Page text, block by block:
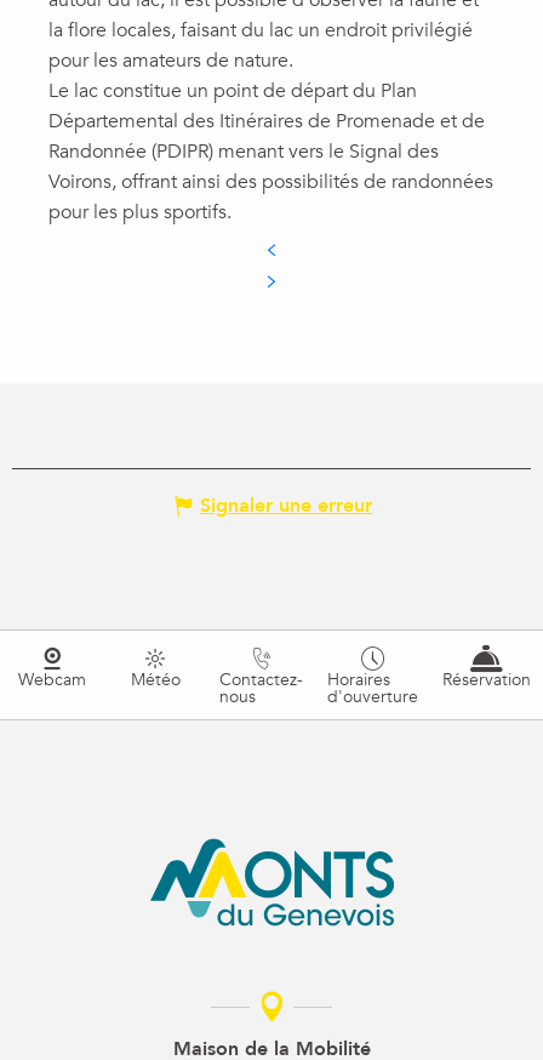
la flore locales, faisant du lac un endroit privilégié
pour les amateurs de nature.
Le lac constitue un point de départ du Plan
Départemental des Itinéraires de Promenade et de
Randonnée (PDIPR) menant vers le Signal des
Voirons, offrant ainsi des possibilités de randonnées
pour les plus sportifs.
Signaler une erreur
Webcam Météo Contactez-
nous
Horaires
d'ouverture
Réservation
Maison de la Mobilité